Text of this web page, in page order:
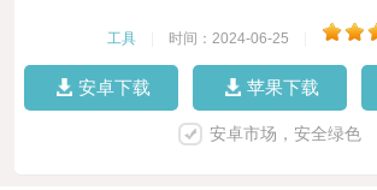
工具 时间：2024-06-25
安卓下载 苹果下载
安卓市场，安全绿色